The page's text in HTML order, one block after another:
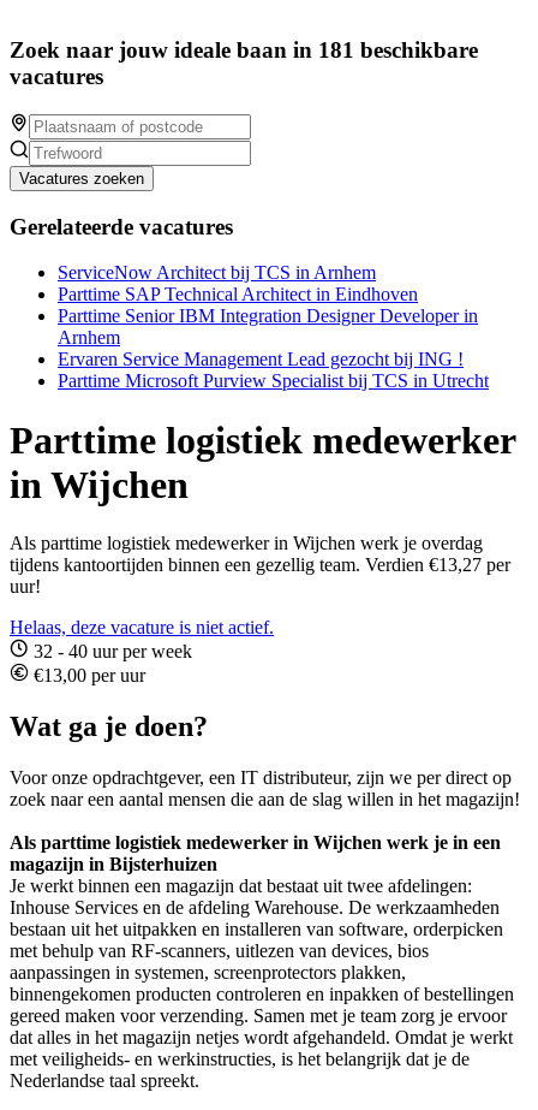
Zoek naar jouw ideale baan in 181 beschikbare
vacatures
Vacatures zoeken
Gerelateerde vacatures
ServiceNow Architect bij TCS in Arnhem
Parttime SAP Technical Architect in Eindhoven
Parttime Senior IBM Integration Designer Developer in
Arnhem
Ervaren Service Management Lead gezocht bij ING !
Parttime Microsoft Purview Specialist bij TCS in Utrecht
Parttime logistiek medewerker
in Wijchen
Als parttime logistiek medewerker in Wijchen werk je overdag
tijdens kantoortijden binnen een gezellig team. Verdien €13,27 per
uur!
Helaas, deze vacature is niet actief.
32 - 40 uur per week
€13,00 per uur
Wat ga je doen?
Voor onze opdrachtgever, een IT distributeur, zijn we per direct op
zoek naar een aantal mensen die aan de slag willen in het magazijn!
Als parttime logistiek medewerker in Wijchen werk je in een
magazijn in Bijsterhuizen
Je werkt binnen een magazijn dat bestaat uit twee afdelingen:
Inhouse Services en de afdeling Warehouse. De werkzaamheden
bestaan uit het uitpakken en installeren van software, orderpicken
met behulp van RF-scanners, uitlezen van devices, bios
aanpassingen in systemen, screenprotectors plakken,
binnengekomen producten controleren en inpakken of bestellingen
gereed maken voor verzending. Samen met je team zorg je ervoor
dat alles in het magazijn netjes wordt afgehandeld. Omdat je werkt
met veiligheids- en werkinstructies, is het belangrijk dat je de
Nederlandse taal spreekt.